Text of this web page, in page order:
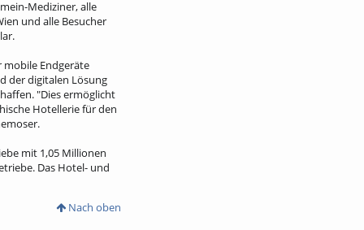
Mediziner, alle
und alle Besucher
Endgeräte
der digitalen Lösung
"Dies ermöglicht
Hotellerie für den
mit 1,05 Millionen
Das Hotel- und
Nach oben